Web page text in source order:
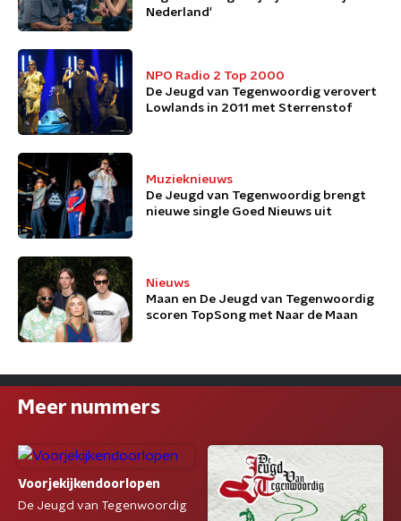
Nederland'
NPO Radio 2 Top 2000
De Jeugd van Tegenwoordig verovert
Lowlands in 2011 met Sterrenstof
Muzieknieuws
De Jeugd van Tegenwoordig brengt
nieuwe single Goed Nieuws uit
Nieuws
Maan en De Jeugd van Tegenwoordig
scoren TopSong met Naar de Maan
Meer nummers
Voorjekijkendoorlopen
De Jeugd van Tegenwoordig